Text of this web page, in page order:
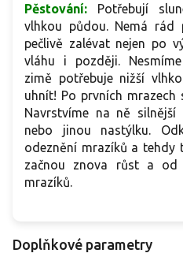
Pěstování: Potřebují
vlhkou půdou. Nemá rád
pečlivě zalévat nejen po
vláhu i později.
zimě potřebuje nižší
uhnít! Po prvních mrazech
Navrstvíme na ně
nebo jinou nastýlku.
odeznění mrazíků a tehdy
začnou znova růst a
mrazíků.
Doplňkové parametry